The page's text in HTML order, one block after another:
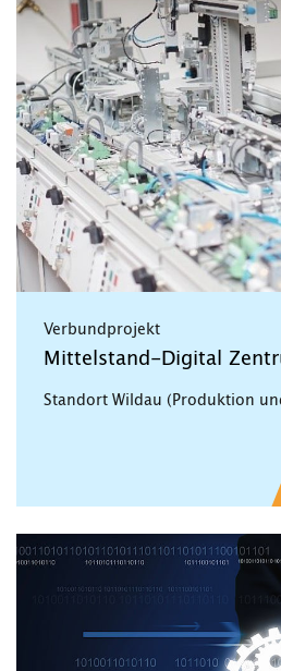
Verbundprojekt
Mittelstand-Digital
Standort Wildau (Produktion